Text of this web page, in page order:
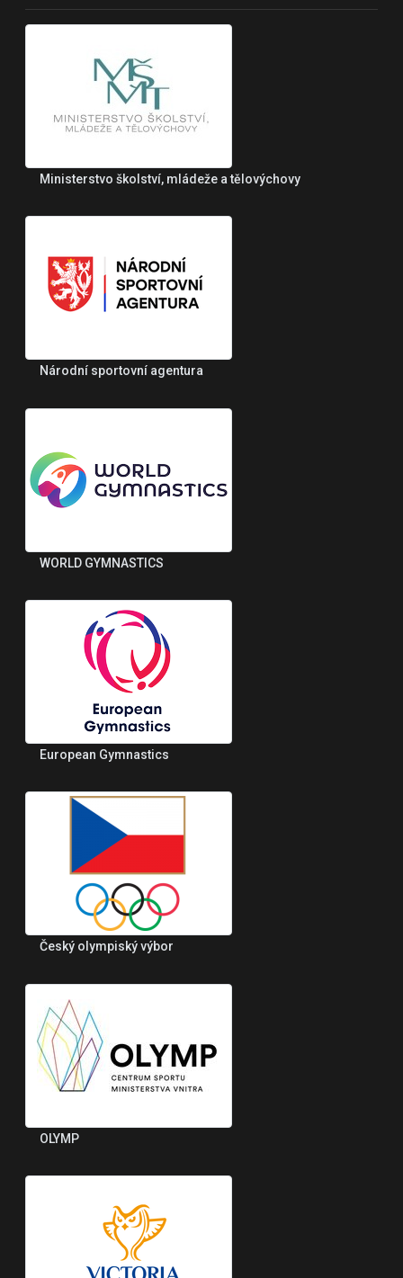
Ministerstvo školství, mládeže a tělovýchovy
Národní sportovní agentura
WORLD GYMNASTICS
European Gymnastics
Český olympiský výbor
OLYMP